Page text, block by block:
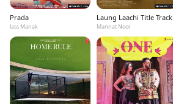
Prada
Jass Manak
Laung Laachi Title Track
Mannat Noor